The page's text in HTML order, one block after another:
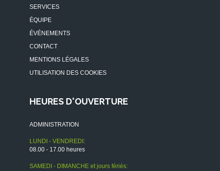
SERVICES
ÉQUIPE
ÉVÉNEMENTS
CONTACT
MENTIONS LÉGALES
UTILISATION DES COOKIES
HEURES D'OUVERTURE
ADMINISTRATION
LUNDI - VENDREDI:
08.00 - 17.00 heures
SAMEDI - DIMANCHE et jours fériés: